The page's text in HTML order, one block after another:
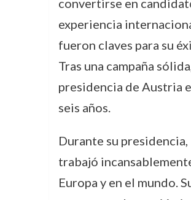
convertirse en
experiencia
fueron claves para su
Tras una campaña
presidencia de Austria
seis años.
Durante su
trabajó
Europa y en el mundo.